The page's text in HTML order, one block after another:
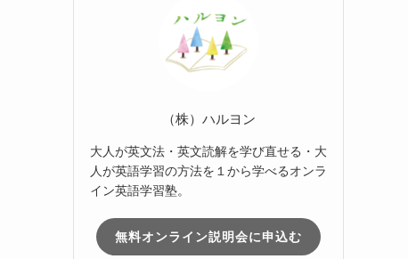
（株）ハルヨン
大人が英文法・英文読解を学び直せる・大
人が英語学習の方法を１から学べるオンラ
イン英語学習塾。
無料オンライン説明会に申込む